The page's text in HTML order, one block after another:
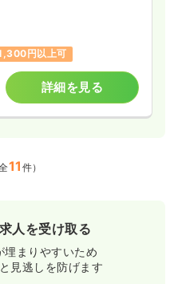
円以上可
詳細を見る
11 件）
人を受け取る
埋まりやすいため
見逃しを防げます